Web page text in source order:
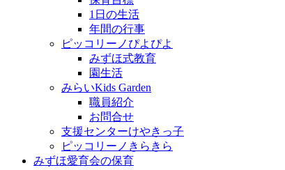
1日の生活
年間の行事
ピッコリーノぴよぴよ
みずほ式教育
園生活
みらいKids Garden
職員紹介
お問合せ
支援センターけやきっ子
ピッコリーノきらきら
みずほ愛育会の保育